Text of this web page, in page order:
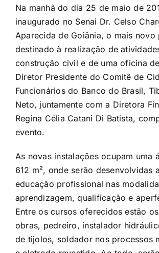
Na manhã do dia 25 de maio de
inaugurado no Senai Dr. Celso
Aparecida de Goiânia, o mais novo
destinado à realização de
construção civil e de uma oficina
Diretor Presidente do Comitê de
Funcionários do Banco do Brasil,
Neto, juntamente com a Diretora
Regina Célia Catani Di Batista,
evento.
As novas instalações ocupam uma
612 m², onde serão desenvolvidas
educação profissional nas
aprendizagem, qualificação e
Entre os cursos oferecidos estão
obras, pedreiro, instalador
de tijolos, soldador nos processos